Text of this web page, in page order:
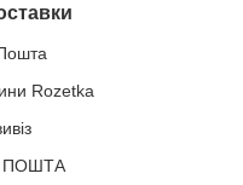
Rozetka
ПОШТА